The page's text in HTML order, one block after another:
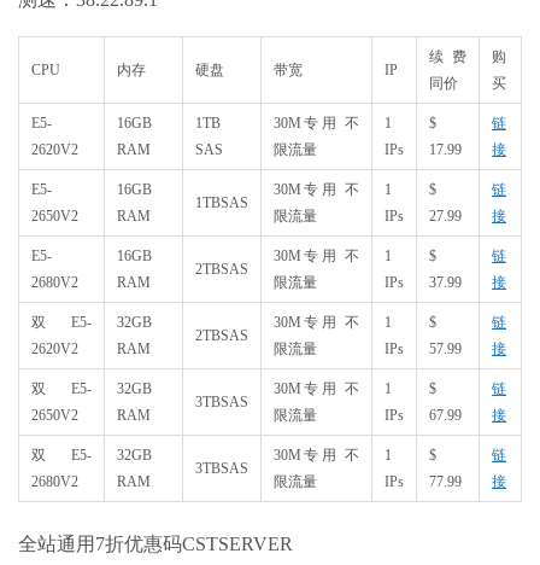
CPU 内存 硬盘 带宽 IP
续费
同价
购
买
E5-
2620V2
16GB
RAM
1TB
SAS
30M专用 不
限流量
1
IPs
$
17.99
链
接
E5-
2650V2
16GB
RAM
1TBSAS
30M专用 不
限流量
1
IPs
$
27.99
链
接
E5-
2680V2
16GB
RAM
2TBSAS
30M专用 不
限流量
1
IPs
$
37.99
链
接
双E5-
2620V2
32GB
RAM
2TBSAS
30M专用 不
限流量
1
IPs
$
57.99
链
接
双E5-
2650V2
32GB
RAM
3TBSAS
30M专用 不
限流量
1
IPs
$
67.99
链
接
双E5-
2680V2
32GB
RAM
3TBSAS
30M专用 不
限流量
1
IPs
$
77.99
链
接
全站通用7折优惠码CSTSERVER